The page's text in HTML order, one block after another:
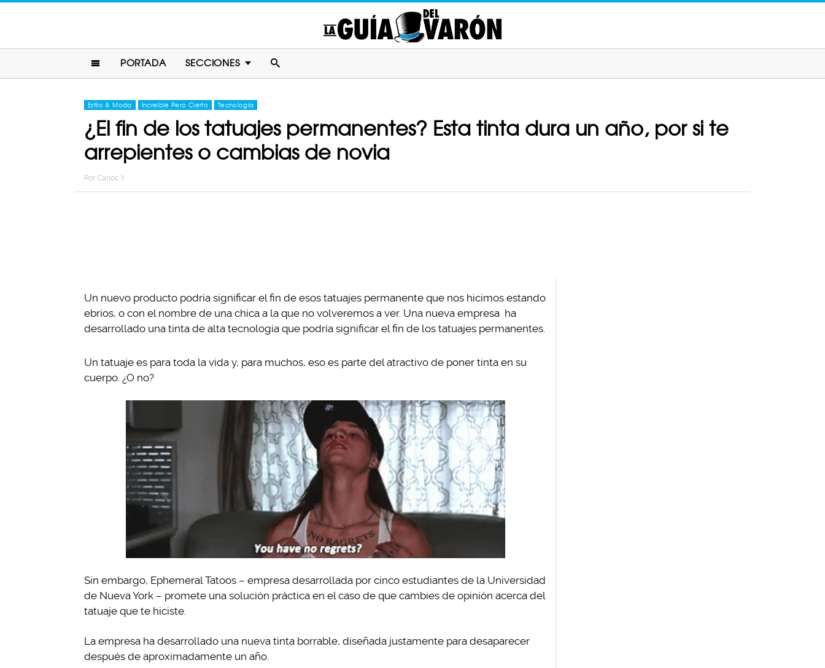
PORTADA SECCIONES
Estilo & Moda Increíble Pero Cierto Tecnología
¿El fin de los tatuajes permanentes? Esta tinta dura un año, por si te
arrepientes o cambias de novia
Por Carlos Y
Un nuevo producto podría significar el fin de esos tatuajes permanente que nos hicimos estando
ebrios, o con el nombre de una chica a la que no volveremos a ver. Una nueva empresa ha
desarrollado una tinta de alta tecnología que podría significar el fin de los tatuajes permanentes.
Un tatuaje es para toda la vida y, para muchos, eso es parte del atractivo de poner tinta en su
cuerpo. ¿O no?
Sin embargo, Ephemeral Tatoos – empresa desarrollada por cinco estudiantes de la Universidad
de Nueva York – promete una solución práctica en el caso de que cambies de opinión acerca del
tatuaje que te hiciste.
La empresa ha desarrollado una nueva tinta borrable, diseñada justamente para desaparecer
después de aproximadamente un año.